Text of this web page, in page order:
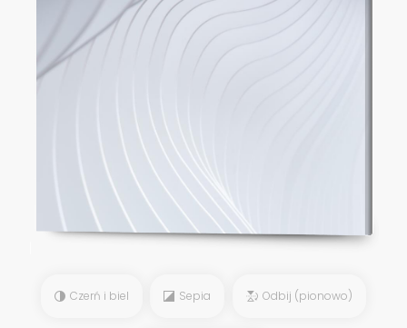
Czerń i biel Sepia Odbij (pionowo)